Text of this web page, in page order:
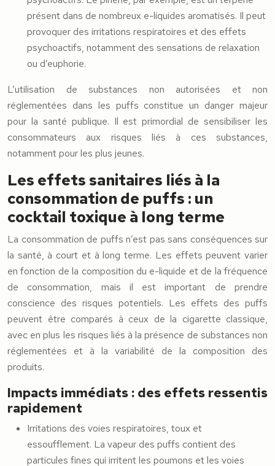
présent dans de nombreux e-liquides aromatisés. Il peut
provoquer des irritations respiratoires et des effets
psychoactifs, notamment des sensations de relaxation
ou d’euphorie.
L’utilisation de substances non autorisées et non
réglementées dans les puffs constitue un danger majeur
pour la santé publique. Il est primordial de sensibiliser les
consommateurs aux risques liés à ces substances,
notamment pour les plus jeunes.
Les effets sanitaires liés à la
consommation de puffs : un
cocktail toxique à long terme
La consommation de puffs n’est pas sans conséquences sur
la santé, à court et à long terme. Les effets peuvent varier
en fonction de la composition du e-liquide et de la fréquence
de consommation, mais il est important de prendre
conscience des risques potentiels. Les effets des puffs
peuvent être comparés à ceux de la cigarette classique,
avec en plus les risques liés à la présence de substances non
réglementées et à la variabilité de la composition des
produits.
Impacts immédiats : des effets ressentis
rapidement
Irritations des voies respiratoires, toux et
essoufflement. La vapeur des puffs contient des
particules fines qui irritent les poumons et les voies